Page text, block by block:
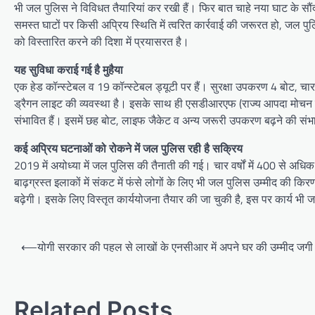
भी जल पुलिस ने विविधत तैयारियां कर रखी हैं। फिर बात चाहे नया घाट के
समस्त घाटों पर किसी अप्रिय स्थिति में त्वरित कार्रवाई की जरूरत हो, जल
को विस्तारित करने की दिशा में प्रयासरत है।
यह सुविधा कराई गई है मुहैया
एक हेड कॉन्स्टेबल व 19 कॉन्स्टेबल ड्यूटी पर हैं। सुरक्षा उपकरण 4 बोट,
ड्रैगन लाइट की व्यवस्था है। इसके साथ ही एसडीआरएफ (राज्य आपदा
संभावित हैं। इसमें छह बोट, लाइफ जैकेट व अन्य जरूरी उपकरण बढ़ने की
कई अप्रिय घटनाओं को रोकने में जल पुलिस रही है सक्रिय
2019 में अयोध्या में जल पुलिस की तैनाती की गई। चार वर्षों में 400 से
बाढ़ग्रस्त इलाकों में संकट में फंसे लोगों के लिए भी जल पुलिस उम्मीद की
बढ़ेगी। इसके लिए विस्तृत कार्ययोजना तैयार की जा चुकी है, इस पर कार्य भी
Post
⟵योगी सरकार की पहल से लाखों के एनसीआर में अपने घर की उम्मीद जगी